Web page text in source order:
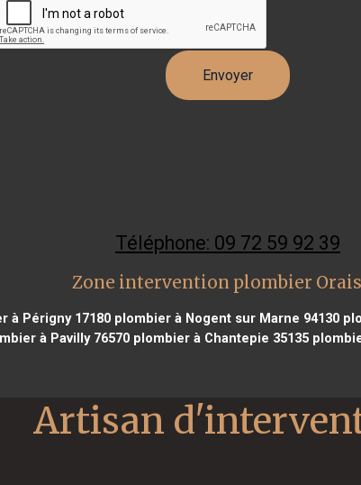
Téléphone: 09 72 59 92 39
Zone intervention plombier
à Périgny 17180 plombier à Nogent sur Marne 94130
à Pavilly 76570 plombier à Chantepie 35135
Artisan